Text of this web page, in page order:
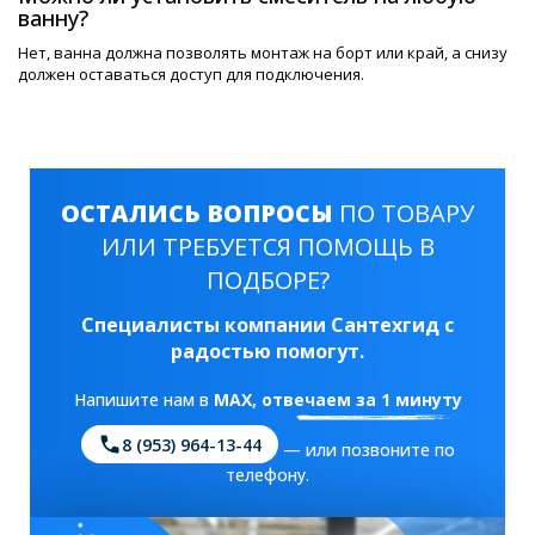
ванну?
Нет, ванна должна позволять монтаж на борт или край, а снизу
должен оставаться доступ для подключения.
ОСТАЛИСЬ ВОПРОСЫ ПО ТОВАРУ
ИЛИ ТРЕБУЕТСЯ ПОМОЩЬ В
ПОДБОРЕ?
Специалисты компании Сантехгид с
радостью помогут.
Напишите нам в MAX, отвечаем за 1 минуту
8 (953) 964-13-44
— или позвоните по
телефону.